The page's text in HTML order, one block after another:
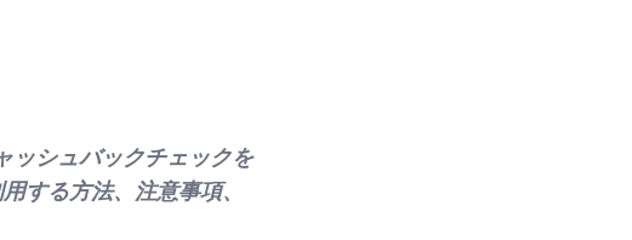
ッシュバックチェックを
する方法、注意事項、